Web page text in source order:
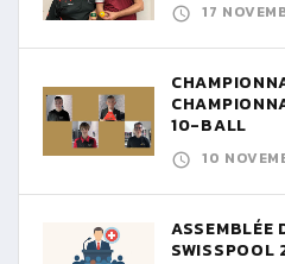
17
10-BALL
10
ASSEMBLÉE
SWISSPOOL